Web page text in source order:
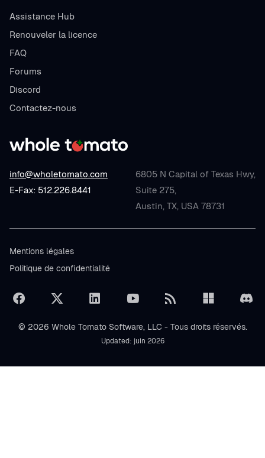
info@wholetomato.com
E-Fax: 512.226.8441
6805 N Capital of Texas Hwy,
Suite 275,
Austin, TX, USA 78731
Assistance Hub
Renouveler la licence
FAQ
Forums
Discord
Contactez-nous
Mentions légales
Politique de confidentialité
© 2026 Whole Tomato Software, LLC - Tous droits réservés.
Updated: juin 2026